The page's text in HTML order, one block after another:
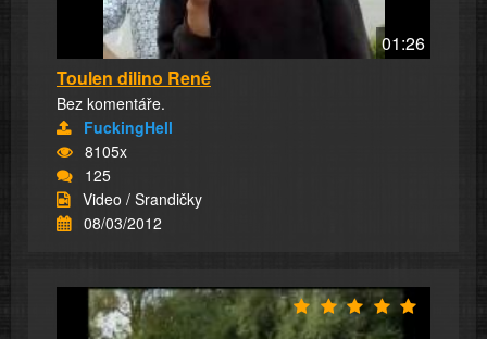
01:26
Toulen dilino René
Bez komentáře.
FuckingHell
8105x
125
Video / Srandičky
08/03/2012